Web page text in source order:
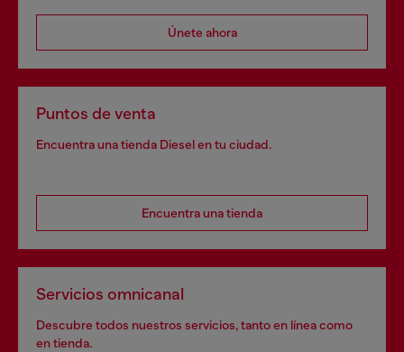
Únete ahora
Puntos de venta
Encuentra una tienda Diesel en tu ciudad.
Encuentra una tienda
Servicios omnicanal
Descubre todos nuestros servicios, tanto en línea como
en tienda.